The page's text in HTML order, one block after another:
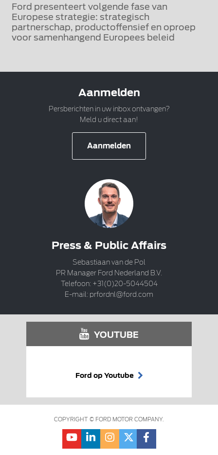
Ford presenteert volgende fase van
Europese strategie: strategisch
partnerschap, productoffensief en oproep
voor samenhangend Europees beleid
Aanmelden
Persberichten in uw inbox ontvangen?
Meld u direct aan!
Aanmelden
Press & Public Affairs
Sebastiaan van de Pol
PR Manager Ford Nederland B.V.
Telefoon: +31(0)20-5044504
E-mail: prfordnl@ford.com
YOUTUBE
Ford op Youtube
COPYRIGHT © FORD MOTOR COMPANY.